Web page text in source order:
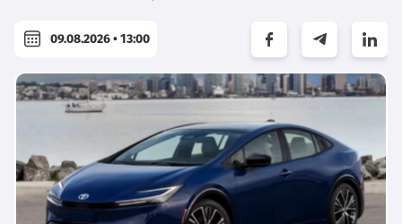
09.08.2026 • 13:00